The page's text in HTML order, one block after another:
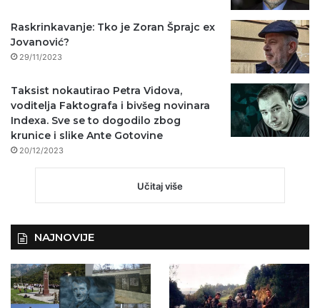
Raskrinkavanje: Tko je Zoran Šprajc ex
Jovanović?
29/11/2023
Taksist nokautirao Petra Vidova,
voditelja Faktografa i bivšeg novinara
Indexa. Sve se to dogodilo zbog
krunice i slike Ante Gotovine
20/12/2023
Učitaj više
NAJNOVIJE